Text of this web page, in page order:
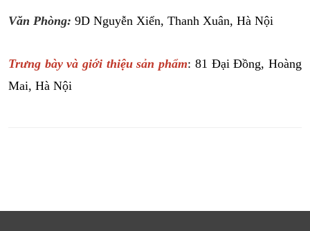
Văn Phòng: 9D Nguyễn Xiển, Thanh Xuân, Hà Nội
Trưng bày và giới thiệu sản phẩm: 81 Đại Đồng, Hoàng
Mai, Hà Nội